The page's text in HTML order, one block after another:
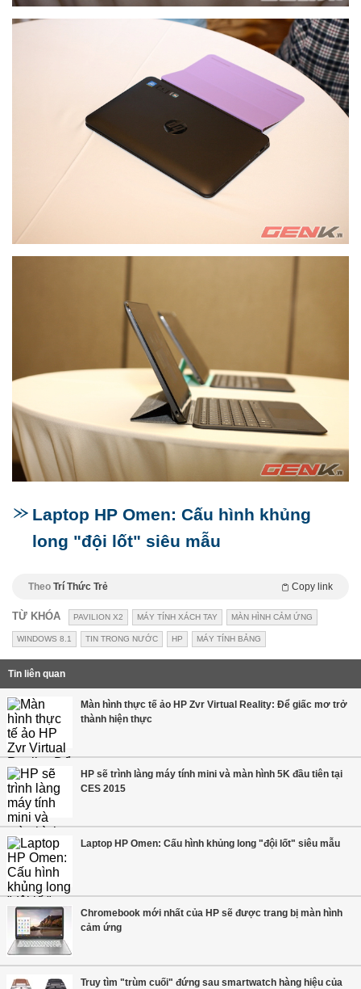
Laptop HP Omen: Cấu hình khủng
long "đội lốt" siêu mẫu
Theo Trí Thức Trẻ Copy link
TỪ KHÓA PAVILION X2 MÁY TÍNH XÁCH TAY MÀN HÌNH CẢM ỨNG
WINDOWS 8.1 TIN TRONG NƯỚC HP MÁY TÍNH BẢNG
Tin liên quan
Màn hình thực tế ảo HP Zvr Virtual Reality: Để giấc mơ trở
thành hiện thực
HP sẽ trình làng máy tính mini và màn hình 5K đầu tiên tại
CES 2015
Laptop HP Omen: Cấu hình khủng long "đội lốt" siêu mẫu
Chromebook mới nhất của HP sẽ được trang bị màn hình
cảm ứng
Truy tìm "trùm cuối" đứng sau smartwatch hàng hiệu của